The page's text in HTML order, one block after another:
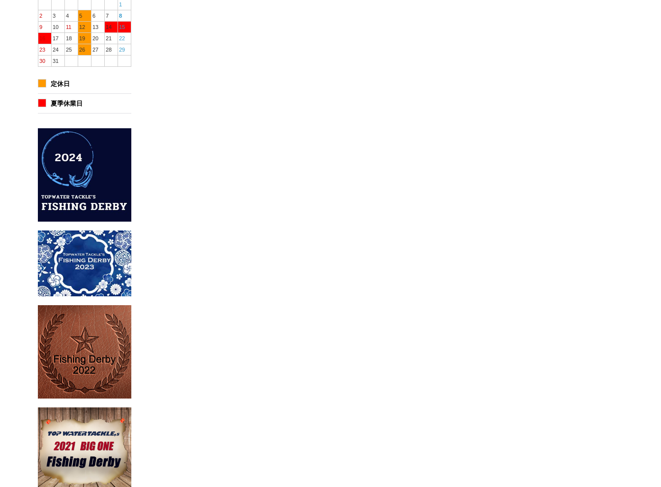
1
2
3 4 5 6 7
8
9
10 11 12 13 14
15
16
17 18 19 20 21
22
23
24 25 26 27 28
29
30
31
定休日
夏季休業日